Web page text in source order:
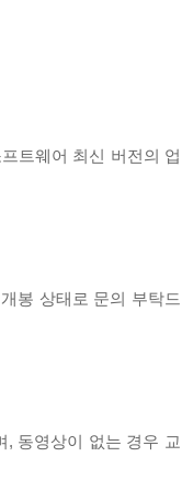
트웨어 최신 버전의 업
봉 상태로 문의 부탁드
, 동영상이 없는 경우 교